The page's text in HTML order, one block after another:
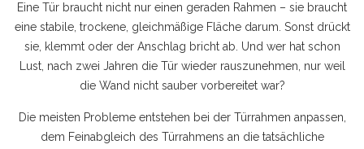
Eine Tür braucht nicht nur einen geraden Rahmen – sie braucht
eine stabile, trockene, gleichmäßige Fläche darum. Sonst drückt
sie, klemmt oder der Anschlag bricht ab. Und wer hat schon
Lust, nach zwei Jahren die Tür wieder rauszunehmen, nur weil
die Wand nicht sauber vorbereitet war?
Die meisten Probleme entstehen bei der Türrahmen anpassen
dem Feinabgleich des Türrahmens an die tatsächliche